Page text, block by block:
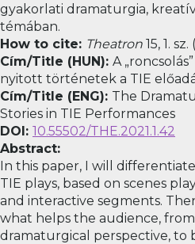
gyakorlati dramaturgia,
témában.
How to cite: Theatron 15, 1.
Cím/Title (HUN): A
nyitott történetek a TIE
Cím/Title (ENG): The
Stories in TIE Performances
DOI: 10.55502/THE.2021.1.42
Abstract:
In this paper, I will
TIE plays, based on scenes
and interactive segments.
what helps the audience,
dramaturgical perspective, to